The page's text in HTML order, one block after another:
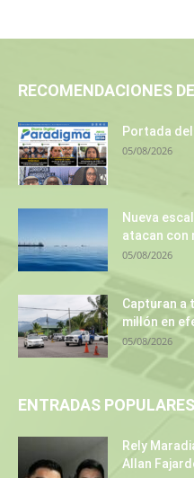
RECOMENDACIONES
Portada
05/08/2026
Nueva
atacan con
05/08/2026
Capturan a
millón en
05/08/2026
ENTRADAS POPULARES
Rely
Allan